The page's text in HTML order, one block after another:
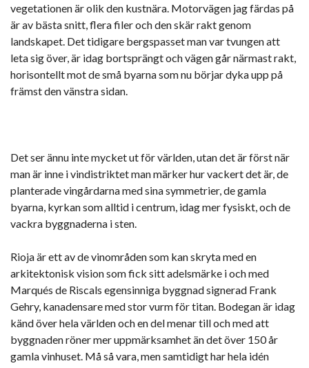
vegetationen är olik den kustnära. Motorvägen jag färdas på
är av bästa snitt, flera filer och den skär rakt genom
landskapet. Det tidigare bergspasset man var tvungen att
leta sig över, är idag bortsprängt och vägen går närmast rakt,
horisontellt mot de små byarna som nu börjar dyka upp på
främst den vänstra sidan.
Det ser ännu inte mycket ut för världen, utan det är först när
man är inne i vindistriktet man märker hur vackert det är, de
planterade vingårdarna med sina symmetrier, de gamla
byarna, kyrkan som alltid i centrum, idag mer fysiskt, och de
vackra byggnaderna i sten.
Rioja är ett av de vinområden som kan skryta med en
arkitektonisk vision som fick sitt adelsmärke i och med
Marqués de Riscals egensinniga byggnad signerad Frank
Gehry, kanadensare med stor vurm för titan. Bodegan är idag
känd över hela världen och en del menar till och med att
byggnaden röner mer uppmärksamhet än det över 150 år
gamla vinhuset. Må så vara, men samtidigt har hela idén